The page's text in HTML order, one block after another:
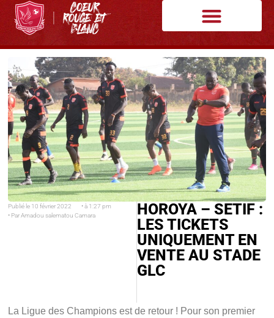
Publié le 10 février 2022 • à 1:27 pm
• ParAmadou salematou Camara
HOROYA – SETIF :
LES TICKETS
UNIQUEMENT EN
VENTE AU STADE
GLC
La Ligue des Champions est de retour ! Pour son premier